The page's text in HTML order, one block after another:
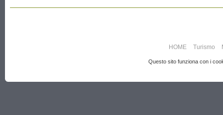
HOME Turismo
Questo sito funziona con i